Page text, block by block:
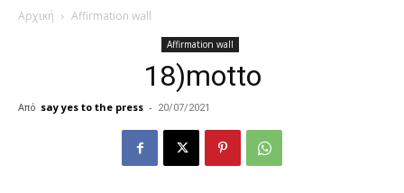
Αρχική Affirmation wall
Affirmation wall
18)motto
Από say yes to the press - 20/07/2021